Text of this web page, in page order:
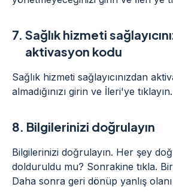
7. Sağlık hizmeti
aktivasyon kodu
Sağlık hizmeti sağlayıcınızdan
almadığınızı girin ve İleri'ye tıklayın.
8. Bilgilerinizi doğrulayın
Bilgilerinizi doğrulayın. Her şey
dolduruldu mu? Sonrakine tıkla.
Daha sonra geri dönüp yanlış